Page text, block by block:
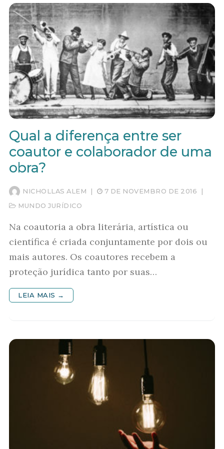
Qual a diferença entre ser
coautor e colaborador de uma
obra?
NICHOLLAS ALEM | 7 DE NOVEMBRO DE 2016
|
MUNDO JURÍDICO
Na coautoria a obra literária, artística ou
científica é criada conjuntamente por dois ou
mais autores. Os coautores recebem a
proteção jurídica tanto por suas…
LEIA MAIS →